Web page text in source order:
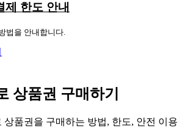
제 한도 안내
법을 안내합니다.
상품권 구매하기
상품권을 구매하는 방법, 한도, 안전 이용